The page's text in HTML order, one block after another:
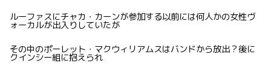
ルーファスにチャカ・カーンが参加する以前には何人かの女性ヴ
ォーカルが出入りしていたが
その中のポーレット・マクウィリアムスはバンドから放出？後に
クインシー組に抱えられ